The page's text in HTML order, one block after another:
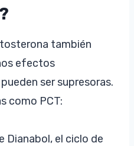
también
efectos
ser supresoras.
como PCT:
Dianabol, el ciclo de